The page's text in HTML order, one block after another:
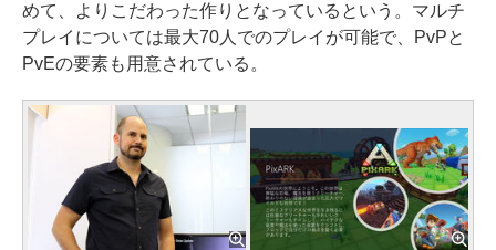
めて、よりこだわった作りとなっているという。マルチ
プレイについては最大70人でのプレイが可能で、PvPと
PvEの要素も用意されている。